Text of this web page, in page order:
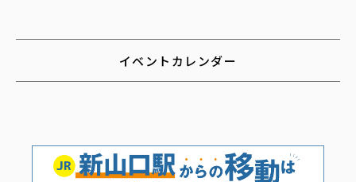
イベントカレンダー